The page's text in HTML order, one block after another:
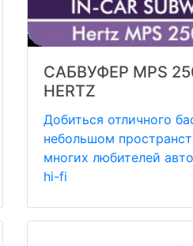
САБВУФЕР MPS
HERTZ
Добиться отличного
небольшом
многих любителей
hi-fi